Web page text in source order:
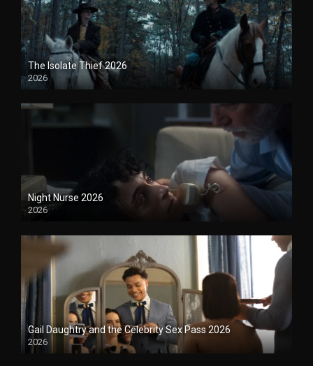
The Isolate Thief 2026
2026
1080P
Night Nurse 2026
2026
1080P
Gail Daughtry and the Celebrity Sex Pass 2026
2026
1080P